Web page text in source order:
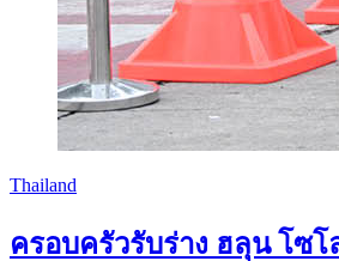
Thailand
ครอบครัวรับร่าง ฮลุน โซโ